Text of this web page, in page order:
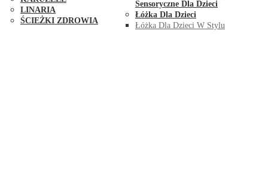
LINARIA
ŚCIEŻKI ZDROWIA
Sensoryczne Dla Dzieci
Łóżka Dla Dzieci
Łóżka Dla Dzieci W Stylu